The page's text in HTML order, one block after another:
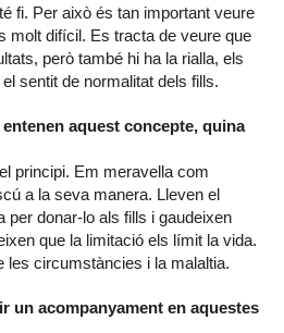
fi. Per això és tan important veure
molt difícil. Es tracta de veure que
però també hi ha la rialla, els
sentit de normalitat dels fills.
aquest concepte, quina
principi. Em meravella com
a la seva manera. Lleven el
per donar-lo als fills i gaudeixen
que la limitació els límit la vida.
les circumstàncies i la malaltia.
un acompanyament en aquestes